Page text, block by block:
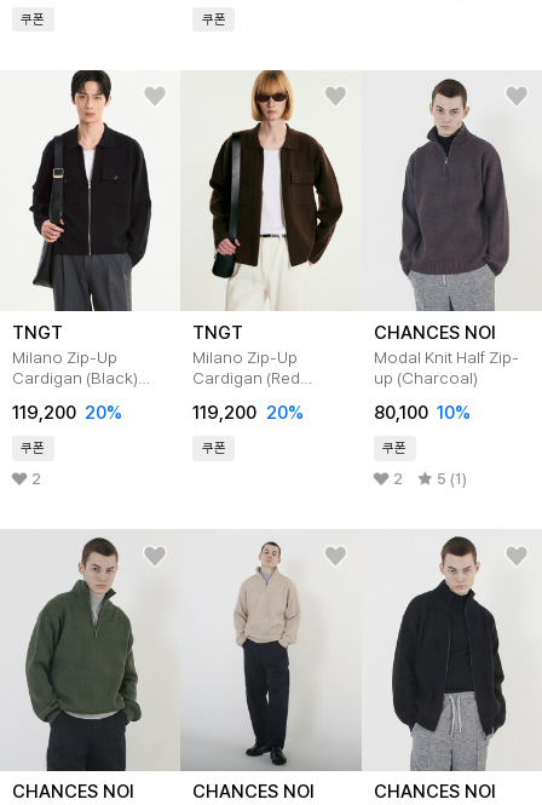
쿠폰 쿠폰
TNGT
Milano Zip-Up
Cardigan (Black)
119,200 20%
쿠폰
2
TNGT
Milano Zip-Up
Cardigan (Red
TNSW5F102W2
119,200 20%
쿠폰
CHANCES NOI
Modal Knit Half Zip-
up (Charcoal)
80,100 10%
쿠폰
2 5 (1)
CHANCES NOI CHANCES NOI CHANCES NOI